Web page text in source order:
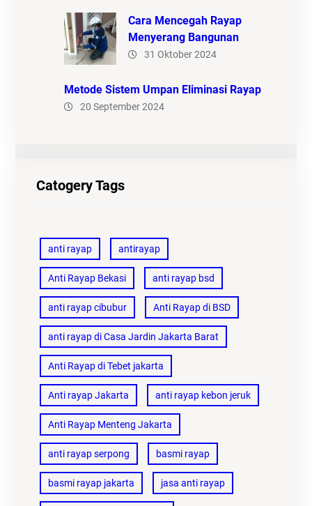
Cara Mencegah Rayap
Menyerang Bangunan
31 Oktober 2024
Metode Sistem Umpan Eliminasi Rayap
20 September 2024
Catogery Tags
anti rayap antirayap
Anti Rayap Bekasi anti rayap bsd
anti rayap cibubur Anti Rayap di BSD
anti rayap di Casa Jardin Jakarta Barat
Anti Rayap di Tebet jakarta
Anti rayap Jakarta anti rayap kebon jeruk
Anti Rayap Menteng Jakarta
anti rayap serpong basmi rayap
basmi rayap jakarta jasa anti rayap